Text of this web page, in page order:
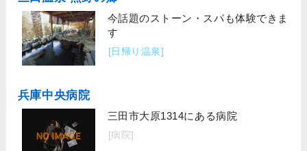
今話題のストーン・スパも体験できま
す
[日帰り温泉]
兵庫中央病院
三田市大原1314にある病院
[病院]